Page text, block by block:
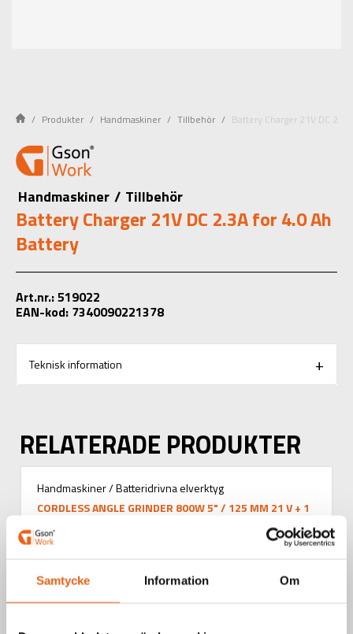
Samtycke Information Om
Produkter Handmaskiner Tillbehör Battery Charger 21V DC
Handmaskiner / Tillbehör
Battery Charger 21V DC 2.3A for 4.0 Ah
Battery
Art.nr.: 519022
EAN-kod: 7340090221378
Teknisk information
RELATERADE PRODUKTER
Handmaskiner / Batteridrivna elverktyg
CORDLESS ANGLE GRINDER 800W 5" / 125 MM 21 V + 1
ST 4,0 AH BATTERY